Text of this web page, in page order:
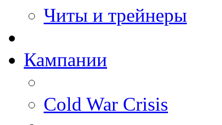
Читы и трейнеры
Кампании
Cold War Crisis